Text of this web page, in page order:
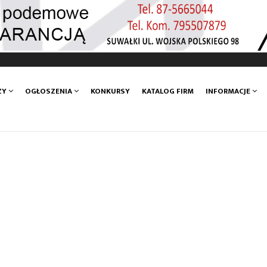
OGŁOSZENIA KONKURSY KATALOG FIRM INFORMACJE